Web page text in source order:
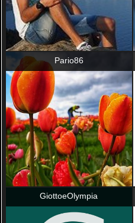
Pario86
GiottoeOlympia